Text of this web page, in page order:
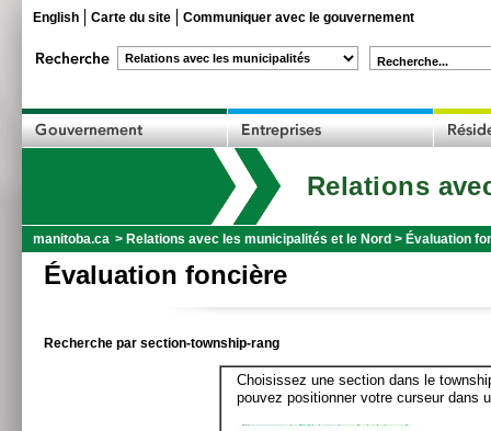
English Carte du site Communiquer avec le gouvernement
Recherche...
Relations
manitoba.ca > Relations avec les municipalités et le Nord > Évaluation
Évaluation foncière
Recherche par section-township-rang
Choisissez une section dans le
pouvez positionner votre curseur dans